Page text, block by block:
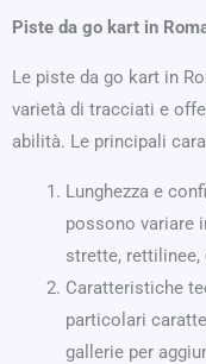
Piste da go kart in
Le piste da go kart in
varietà di tracciati e
abilità. Le principali
Lunghezza e
possono variare
strette,
Caratteristiche
particolari
gallerie per